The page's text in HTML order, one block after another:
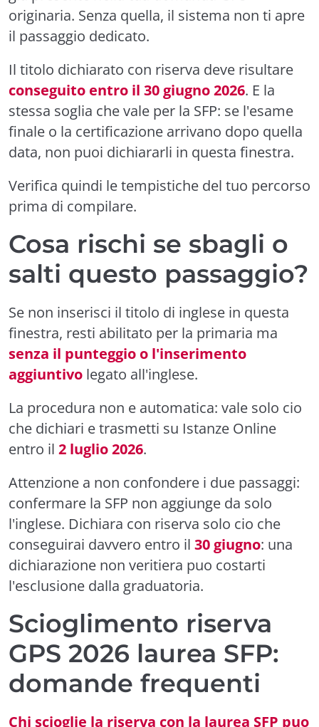
originaria. Senza quella, il sistema non ti apre
il passaggio dedicato.
Il titolo dichiarato con riserva deve risultare
conseguito entro il 30 giugno 2026. E la
stessa soglia che vale per la SFP: se l'esame
finale o la certificazione arrivano dopo quella
data, non puoi dichiararli in questa finestra.
Verifica quindi le tempistiche del tuo percorso
prima di compilare.
Cosa rischi se sbagli o
salti questo passaggio?
Se non inserisci il titolo di inglese in questa
finestra, resti abilitato per la primaria ma
senza il punteggio o l'inserimento
aggiuntivo legato all'inglese.
La procedura non e automatica: vale solo cio
che dichiari e trasmetti su Istanze Online
entro il 2 luglio 2026.
Attenzione a non confondere i due passaggi:
confermare la SFP non aggiunge da solo
l'inglese. Dichiara con riserva solo cio che
conseguirai davvero entro il 30 giugno: una
dichiarazione non veritiera puo costarti
l'esclusione dalla graduatoria.
Scioglimento riserva
GPS 2026 laurea SFP:
domande frequenti
Chi scioglie la riserva con la laurea SFP puo